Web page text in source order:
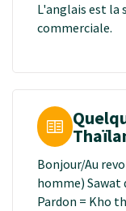
L'anglais est la
commerciale.
Bonjour/Au revoir =
homme) Sawat
Pardon = Kho